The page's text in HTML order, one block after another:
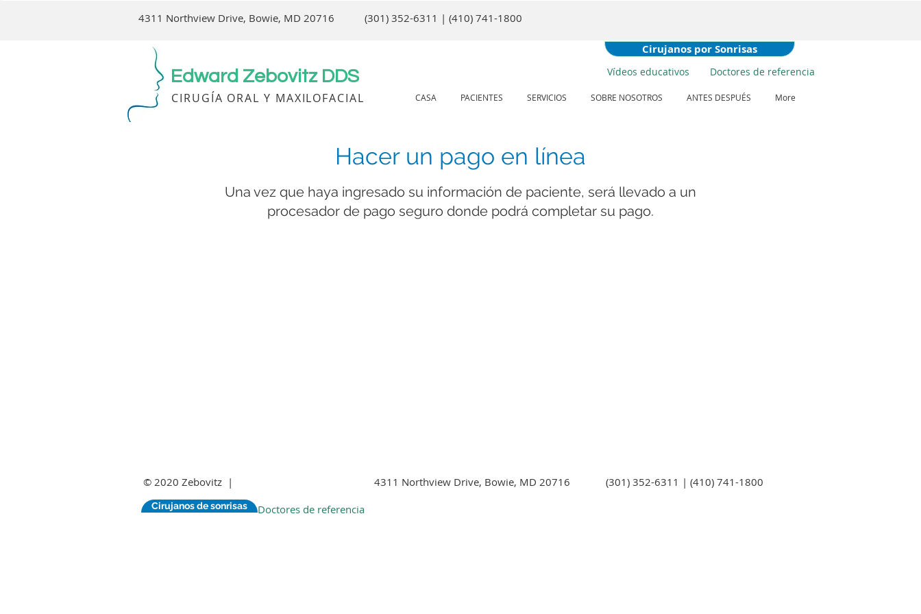
4311 Northview Drive, Bowie, MD 20716 (301) 352-6311 | (410) 741-1800
Edward Zebovitz DDS
CIRUGÍA ORAL Y MAXILOFACIAL
Cirujanos por Sonrisas
Vídeos educativos Doctores de referencia
CASA PACIENTES SERVICIOS SOBRE NOSOTROS ANTES DESPUÉS More
Hacer un pago en línea
Una vez que haya ingresado su información de paciente, será llevado a un
procesador de pago seguro donde podrá completar su pago.
© 2020 Zebovitz | 4311 Northview Drive, Bowie, MD 20716 (301) 352-6311 | (410) 741-1800
Cirujanos de sonrisas Doctores de referencia